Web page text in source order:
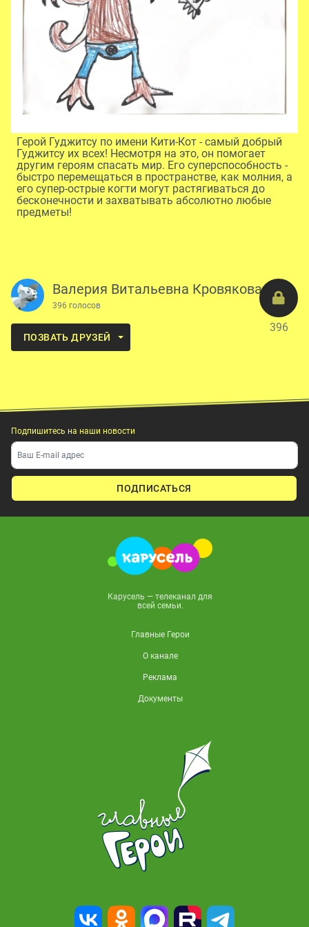
Герой Гуджитсу по имени Кити-Кот - самый добрый
Гуджитсу их всех! Несмотря на это, он помогает
другим героям спасать мир. Его суперспособность -
быстро перемещаться в пространстве, как молния, а
его супер-острые когти могут растягиваться до
бесконечности и захватывать абсолютно любые
предметы!
396
Валерия Витальевна Кровякова
396 голосов
ПОЗВАТЬ ДРУЗЕЙ
Подпишитесь на наши новости
ПОДПИСАТЬСЯ
Карусель — телеканал для
всей семьи.
Главные Герои
О канале
Реклама
Документы